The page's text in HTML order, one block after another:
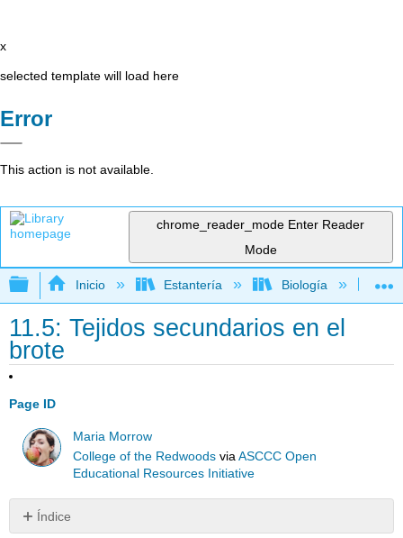
x
selected template will load here
Error
This action is not available.
chrome_reader_mode Enter Reader
Mode
Expandir/contraer jerarquía global
Inicio Estantería Biología
11.5: Tejidos secundarios en el
brote
Page ID
Maria Morrow
College of the Redwoods viaASCCC Open
Educational Resources Initiative
Índice